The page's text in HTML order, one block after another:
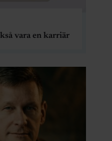
vara en karriär